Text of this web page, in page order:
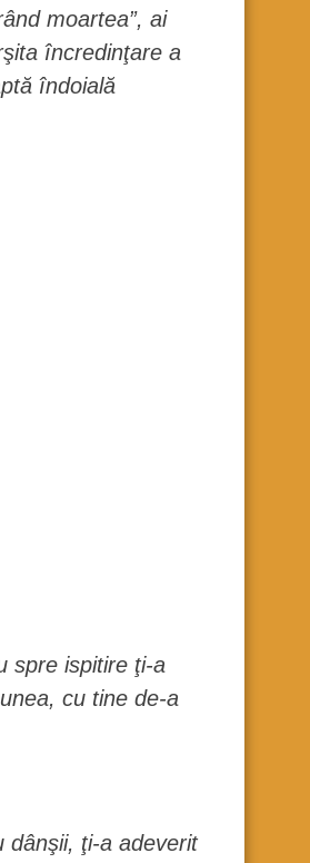
moartea”, ai
încredinţare a
îndoială
spre ispitire ţi-a
cu tine de-a
dânşii, ţi-a adeverit